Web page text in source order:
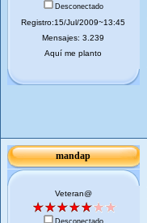
Desconectado
Registro:15/Jul/2009~13:45
Mensajes: 3.239
Aquí me planto
mandap
Veteran@
Desconectado